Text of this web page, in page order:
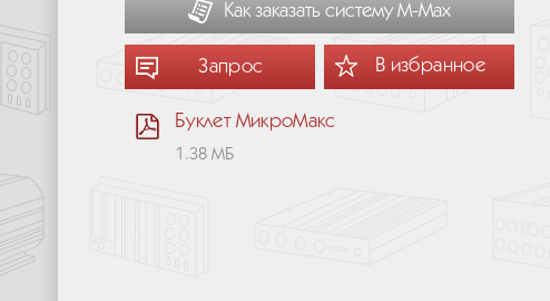
Как заказать систему М-Мах
Запрос В избранное
Буклет МикроМакс
1.38 МБ